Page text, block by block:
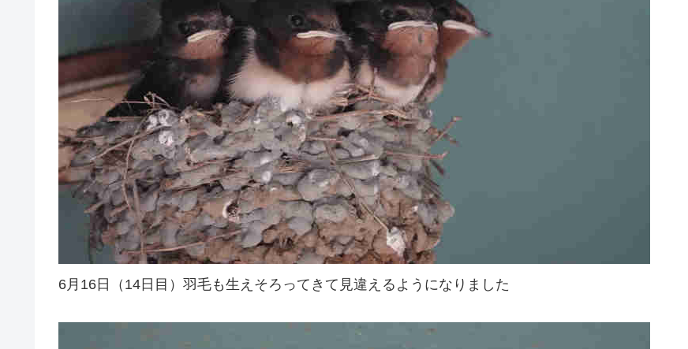
6月16日（14日目）羽毛も生えそろってきて見違えるようになりました